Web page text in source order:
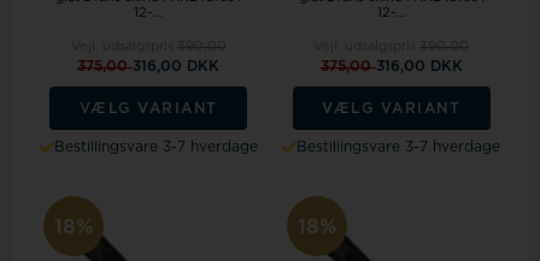
12-...
375,00316,00 DKK
VÆLG VARIANT
Bestillingsvare 3-7 hverdage
12-...
375,00316,00 DKK
VÆLG VARIANT
Bestillingsvare 3-7 hverdage
18% 18%